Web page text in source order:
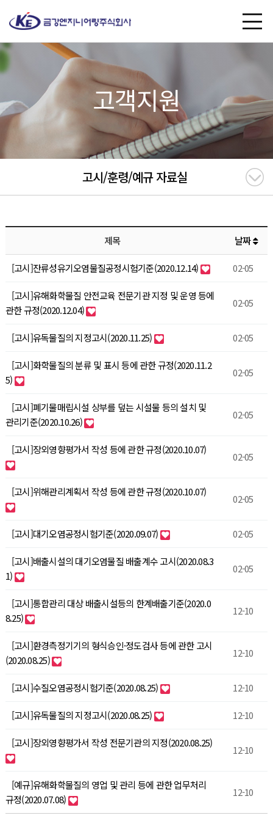
고객지원
고시/훈령/예규 자료실
제목 날짜
[고시]잔류성유기오염물질공정시험기준(2020.12.14) 02-05
[고시]유해화학물질 안전교육 전문기관 지정 및 운영 등에
관한 규정(2020.12.04)
02-05
[고시]유독물질의 지정고시(2020.11.25) 02-05
[고시]화학물질의 분류 및 표시 등에 관한 규정(2020.11.2
5)
02-05
[고시]폐기물매립시설 상부를 덮는 시설물 등의 설치 및
관리기준(2020.10.26)
02-05
[고시]장외영향평가서 작성 등에 관한 규정(2020.10.07)
02-05
[고시]위해관리계획서 작성 등에 관한 규정(2020.10.07)
02-05
[고시]대기오염공정시험기준(2020.09.07) 02-05
[고시]배출시설의 대기오염물질 배출계수 고시(2020.08.3
1)
02-05
[고시]통합관리 대상 배출시설등의 한계배출기준(2020.0
8.25)
12-10
[고시]환경측정기기의 형식승인·정도검사 등에 관한 고시
(2020.08.25)
12-10
[고시]수질오염공정시험기준(2020.08.25) 12-10
[고시]유독물질의 지정고시(2020.08.25) 12-10
[고시]장외영향평가서 작성 전문기관의 지정(2020.08.25)
12-10
[예규]유해화학물질의 영업 및 관리 등에 관한 업무처리
규정(2020.07.08)
12-10